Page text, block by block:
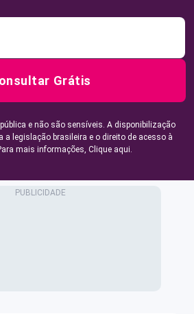
Grátis
e não são sensíveis. A disponibilização
a legislação brasileira e o direito de acesso à
mais informações, Clique aqui.